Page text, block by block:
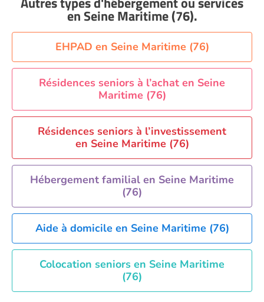
Résidence senior à la location Nantes
Résidence senior à la location Orléans
Résidence senior à la location Perpignan
Résidence senior à la location Reims
Résidence senior à la location Rennes
Résidence senior à la location Strasbourg
Résidence senior à la location Toulouse
Recherche par ville
en Seine Maritime (76).
EHPAD en Seine Maritime (76)
Résidences seniors à l’achat en Seine
Maritime (76)
Résidences seniors à l’investissement
en Seine Maritime (76)
Hébergement familial en Seine Maritime
(76)
Aide à domicile en Seine Maritime (76)
Colocation seniors en Seine Maritime
(76)